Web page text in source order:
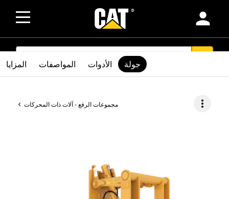
person
SEARCH
مجموعات الرفع - آلات ذات المحركات more_vert
المزايا المواصفات الأدوات جولة